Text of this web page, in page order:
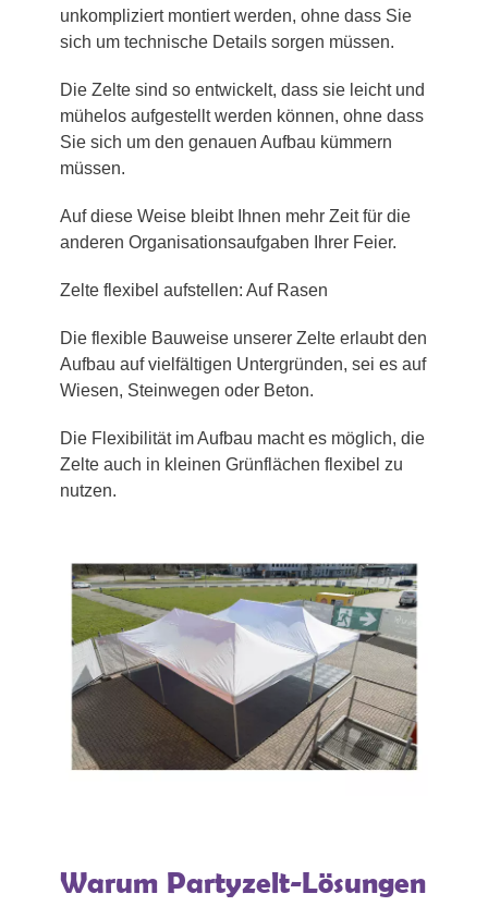
unkompliziert montiert werden, ohne dass Sie
sich um technische Details sorgen müssen.
Die Zelte sind so entwickelt, dass sie leicht und
mühelos aufgestellt werden können, ohne dass
Sie sich um den genauen Aufbau kümmern
müssen.
Auf diese Weise bleibt Ihnen mehr Zeit für die
anderen Organisationsaufgaben Ihrer Feier.
Zelte flexibel aufstellen: Auf Rasen
Die flexible Bauweise unserer Zelte erlaubt den
Aufbau auf vielfältigen Untergründen, sei es auf
Wiesen, Steinwegen oder Beton.
Die Flexibilität im Aufbau macht es möglich, die
Zelte auch in kleinen Grünflächen flexibel zu
nutzen.
Warum Partyzelt-Lösungen